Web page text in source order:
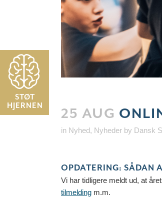
STØT
HJERNEN
25 AUG
in Nyhed, Nyheder by Dansk
OPDATERING: SÅDAN
Vi har tidligere meldt ud, at
tilmelding m.m.